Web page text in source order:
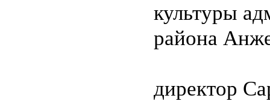
культуры
района
директор